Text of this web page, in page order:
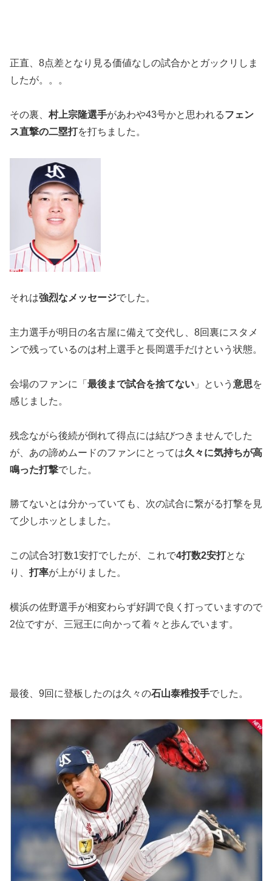
正直、8点差となり見る価値なしの試合かとガックリしま
したが。。。
その裏、 村上宗隆選手があわや43号かと思われるフェン
ス直撃の二塁打を打ちました。
それは強烈なメッセージでした。
主力選手が明日の名古屋に備えて交代し、8回裏にスタメ
ンで残っているのは村上選手と長岡選手だけという状態。
会場のファンに「 最後まで試合を捨てない 」という 意思を
感じました。
残念ながら後続が倒れて得点には結びつきませんでした
が、あの諦めムードのファンにとっては久々に気持ちが高
鳴った打撃でした。
勝てないとは分かっていても、次の試合に繋がる打撃を見
て少しホッとしました。
この試合3打数1安打でしたが、これで4打数2安打とな
り、 打率が上がりました。
横浜の佐野選手が相変わらず好調で良く打っていますので
2位ですが、三冠王に向かって着々と歩んでいます。
最後、9回に登板したのは久々の石山泰稚投手でした。